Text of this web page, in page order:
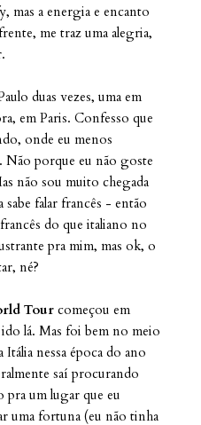
mas a energia e encanto
me traz uma alegria,
duas vezes, uma em
em Paris. Confesso que
onde eu menos
Não porque eu não goste
não sou muito chegada
sabe falar francês - então
francês do que italiano no
pra mim, mas ok, o
né?
Tour começou em
lá. Mas foi bem no meio
Itália nessa época do ano
saí procurando
pra um lugar que eu
uma fortuna (eu não tinha